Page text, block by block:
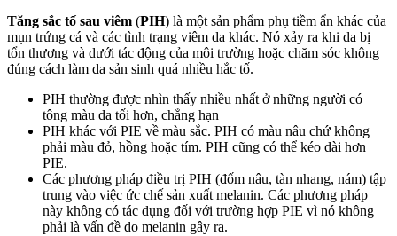
Tăng sắc tố sau viêm (PIH) là một sản phẩm phụ tiềm ẩn khác của
mụn trứng cá và các tình trạng viêm da khác. Nó xảy ra khi da bị
tổn thương và dưới tác động của môi trường hoặc chăm sóc không
đúng cách làm da sản sinh quá nhiều hắc tố.
PIH thường được nhìn thấy nhiều nhất ở những người có
tông màu da tối hơn, chẳng hạn
PIH khác với PIE về màu sắc. PIH có màu nâu chứ không
phải màu đỏ, hồng hoặc tím. PIH cũng có thể kéo dài hơn
PIE.
Các phương pháp điều trị PIH (đốm nâu, tàn nhang, nám) tập
trung vào việc ức chế sản xuất melanin. Các phương pháp
này không có tác dụng đối với trường hợp PIE vì nó không
phải là vấn đề do melanin gây ra.